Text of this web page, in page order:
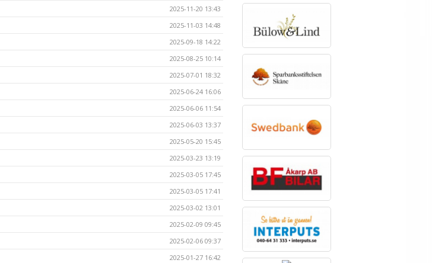
2025-11-20 13:43
2025-11-03 14:48
2025-09-18 14:22
2025-08-25 10:14
2025-07-01 18:32
2025-06-24 16:06
2025-06-06 11:54
2025-06-03 13:37
2025-05-20 15:45
2025-03-23 13:19
2025-03-05 17:45
2025-03-05 17:41
2025-03-02 13:01
2025-02-09 09:45
2025-02-06 09:37
2025-01-27 16:42